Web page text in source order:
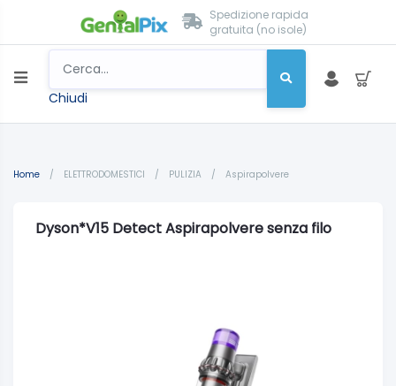
Spedizione rapida
gratuita (no isole)
Chiudi
Home / ELETTRODOMESTICI / PULIZIA / Aspirapolvere
Dyson*V15 Detect Aspirapolvere senza filo